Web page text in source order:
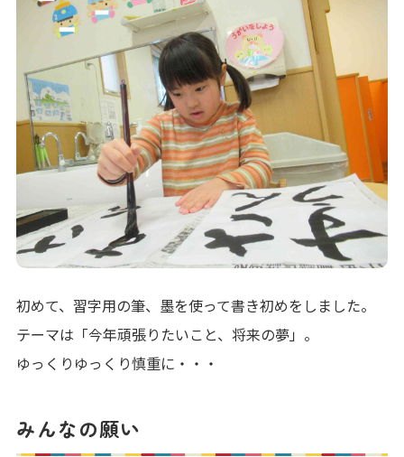
よくあるご質問
保育園に関するお問い合わせ
プライバシーポリシー サイトのご利用について
サイトマップ ニチイ学館オフィシャルサイト
初めて、習字用の筆、墨を使って書き初めをしました。
テーマは「今年頑張りたいこと、将来の夢」。
ゆっくりゆっくり慎重に・・・
みんなの願い